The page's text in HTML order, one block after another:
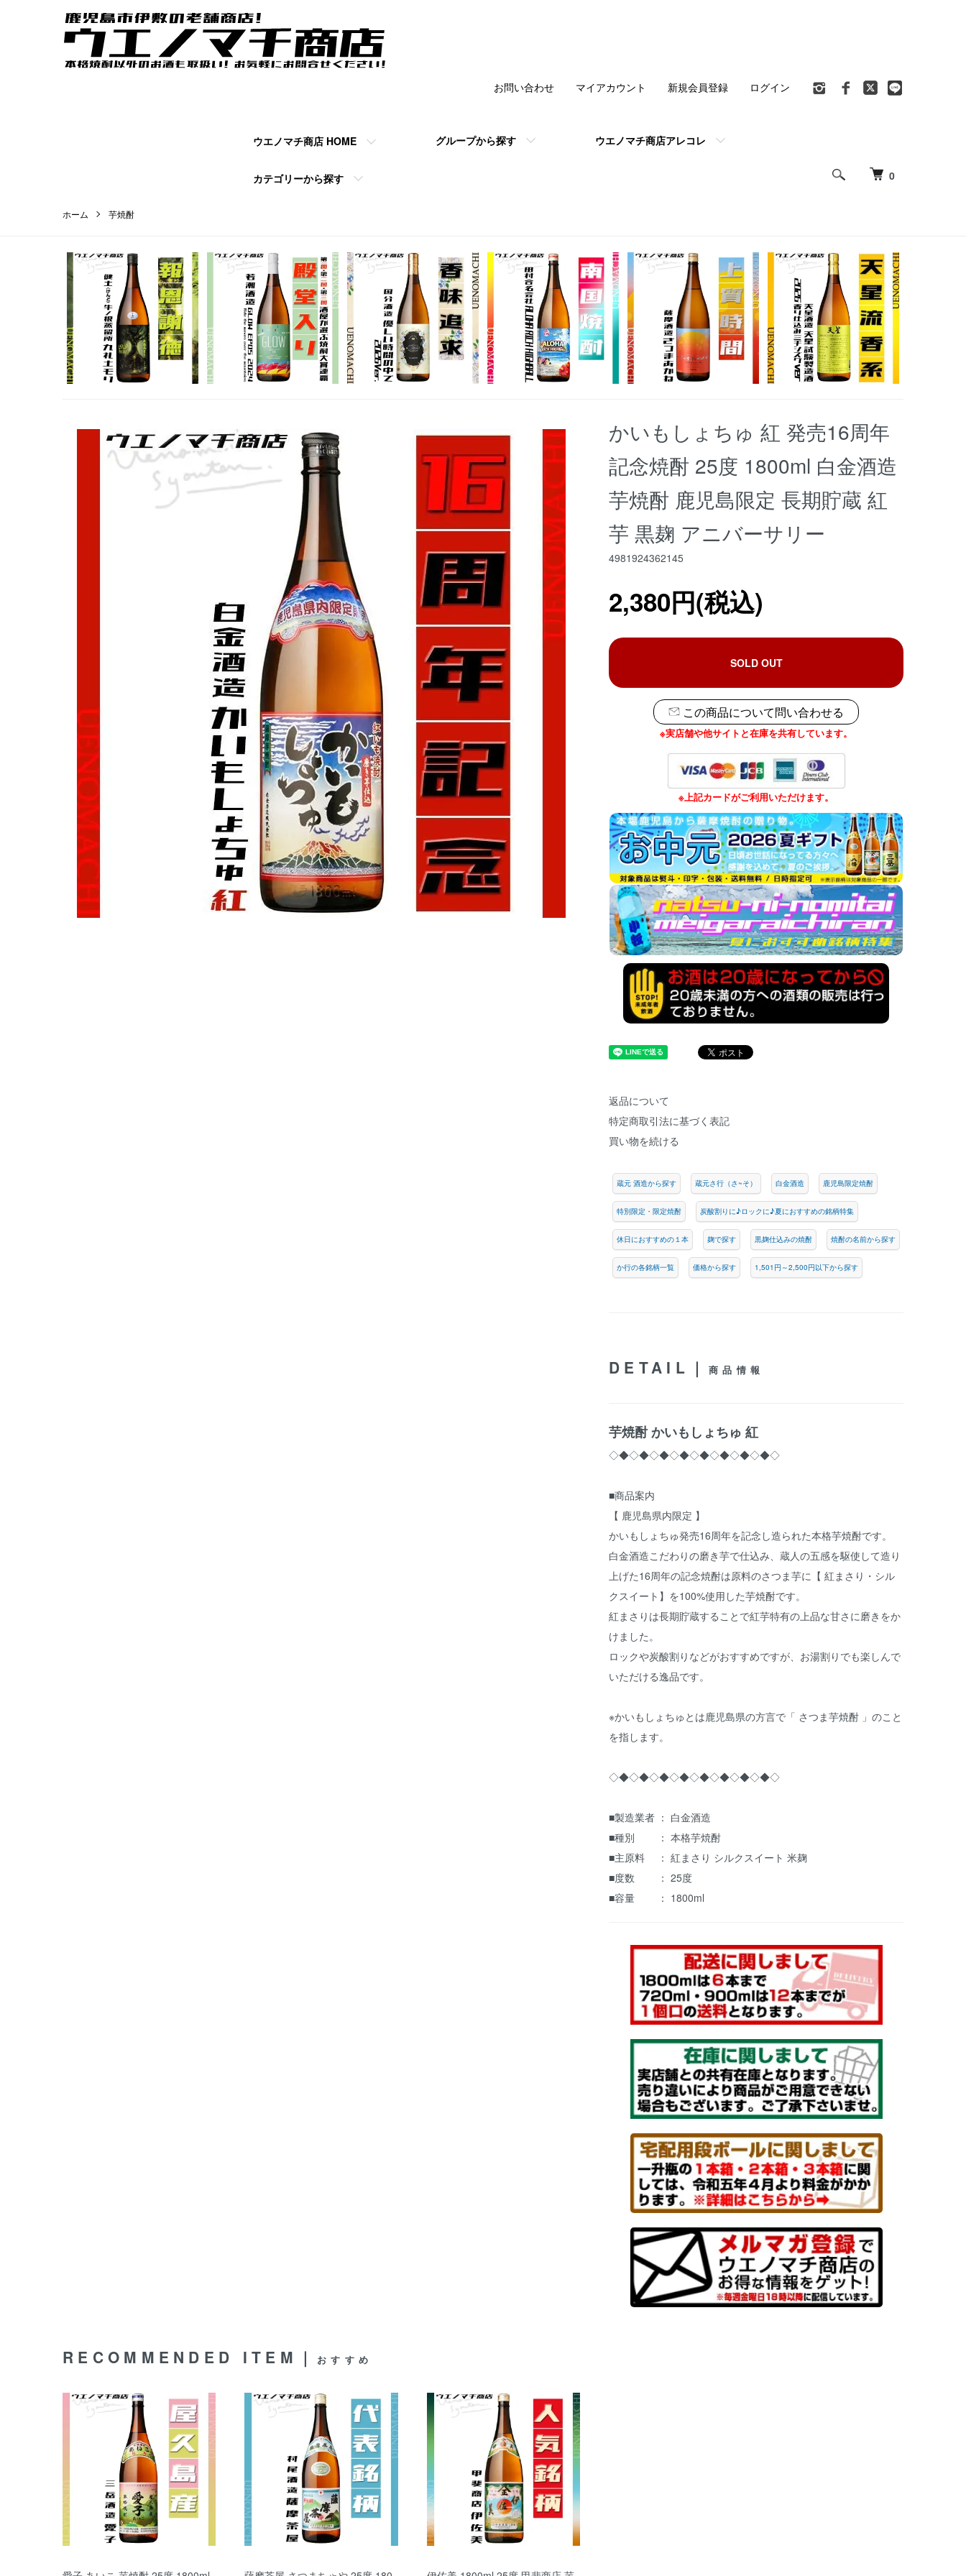
0
ウエノマチ商店 HOME
カテゴリーから探す
グループから探す ウエノマチ商店アレコレ
お問い合わせ マイアカウント 新規会員登録 ログイン
ホーム 芋焼酎
かいもしょちゅ 紅 発売16周年
記念焼酎 25度 1800ml 白金酒造
芋焼酎 鹿児島限定 長期貯蔵 紅
芋 黒麹 アニバーサリー
4981924362145
2,380円(税込)
SOLD OUT
この商品について問い合わせる
※実店舗や他サイトと在庫を共有しています。
※上記カードがご利用いただけます。
返品について
特定商取引法に基づく表記
買い物を続ける
蔵元 酒造から探す 蔵元さ行（さ~そ） 白金酒造 鹿児島限定焼酎
特別限定・限定焼酎 炭酸割りに♪ロックに♪夏におすすめの銘柄特集
休日におすすめの１本 麹で探す 黒麹仕込みの焼酎 焼酎の名前から探す
か行の各銘柄一覧 価格から探す 1,501円～2,500円以下から探す
DETAIL｜商品情報
芋焼酎 かいもしょちゅ 紅
◇◆◇◆◇◆◇◆◇◆◇◆◇◆◇◆◇
■商品案内
【 鹿児島県内限定 】
かいもしょちゅ発売16周年を記念し造られた本格芋焼酎です。
白金酒造こだわりの磨き芋で仕込み、蔵人の五感を駆使して造り
上げた16周年の記念焼酎は原料のさつま芋に【 紅まさり・シル
クスイート】を100%使用した芋焼酎です。
紅まさりは長期貯蔵することで紅芋特有の上品な甘さに磨きをか
けました。
ロックや炭酸割りなどがおすすめですが、お湯割りでも楽しんで
いただける逸品です。
※かいもしょちゅとは鹿児島県の方言で「 さつま芋焼酎 」のこと
を指します。
◇◆◇◆◇◆◇◆◇◆◇◆◇◆◇◆◇
■製造業者 ： 白金酒造
■種別 ： 本格芋焼酎
■主原料 ： 紅まさり シルクスイート 米麹
■度数 ： 25度
■容量 ： 1800ml
RECOMMENDED ITEM｜ おすすめ